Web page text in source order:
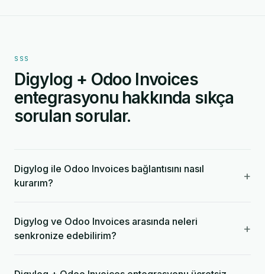
SSS
Digylog + Odoo Invoices
entegrasyonu hakkında sıkça
sorulan sorular.
Digylog ile Odoo Invoices bağlantısını nasıl
kurarım?
+
Digylog ve Odoo Invoices arasında neleri
senkronize edebilirim?
+